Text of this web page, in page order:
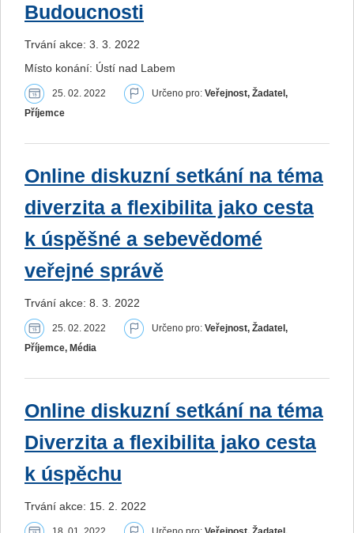
Budoucnosti
Trvání akce: 3. 3. 2022
Místo konání: Ústí nad Labem
25. 02. 2022 Určeno pro: Veřejnost, Žadatel,
Příjemce
Online diskuzní setkání na téma
diverzita a flexibilita jako cesta
k úspěšné a sebevědomé
veřejné správě
Trvání akce: 8. 3. 2022
25. 02. 2022 Určeno pro: Veřejnost, Žadatel,
Příjemce, Média
Online diskuzní setkání na téma
Diverzita a flexibilita jako cesta
k úspěchu
Trvání akce: 15. 2. 2022